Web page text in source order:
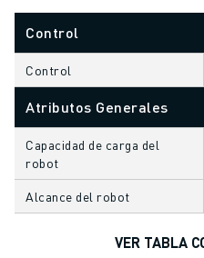
RECTIFICADO CNC
FRESADO CNC
TORNEADO CNC
MOLDEO POR INYECCIÓN
MÁQUINAS
MANIPULACIÓN DE MATERIALES
PINTURA
PALETIZADO
INSPECCIÓN VISUAL
Control
Control
Atributos Generales
Capacidad de carga del
robot
Alcance del robot
VER TABLA